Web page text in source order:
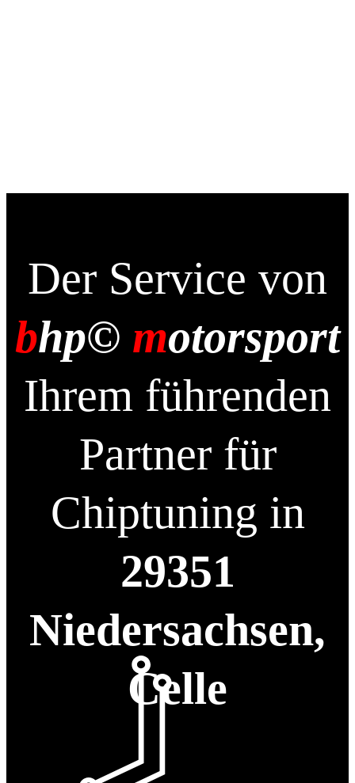
Der Service von
bhp© motorsport
Ihrem führenden
Partner für
Chiptuning in
29351
Niedersachsen,
Celle